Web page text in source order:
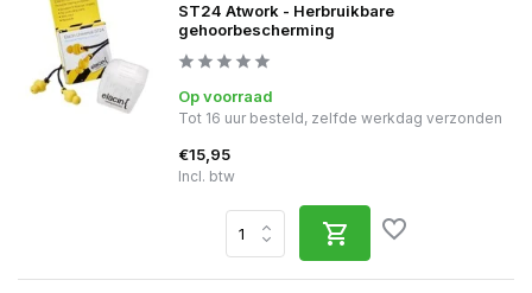
ST24 Atwork - Herbruikbare
gehoorbescherming
Op voorraad
Tot 16 uur besteld, zelfde werkdag verzonden
€15,95
Incl. btw